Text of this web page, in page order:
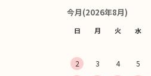
今月(2026年8月)
日 月 火 水
2
3 4 5